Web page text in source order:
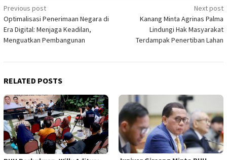
Post
navigation
Previous post
Optimalisasi Penerimaan Negara di
Era Digital: Menjaga Keadilan,
Menguatkan Pembangunan
Next post
Kanang Minta Agrinas Palma
Lindungi Hak Masyarakat
Terdampak Penertiban Lahan
RELATED POSTS